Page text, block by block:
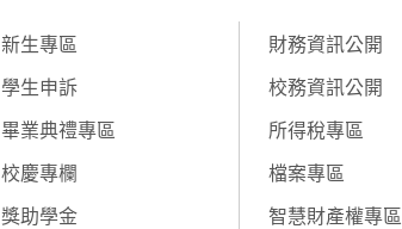
新生專區
學生申訴
畢業典禮專區
校慶專欄
獎助學金
財務資訊公開
校務資訊公開
所得稅專區
檔案專區
智慧財產權專區